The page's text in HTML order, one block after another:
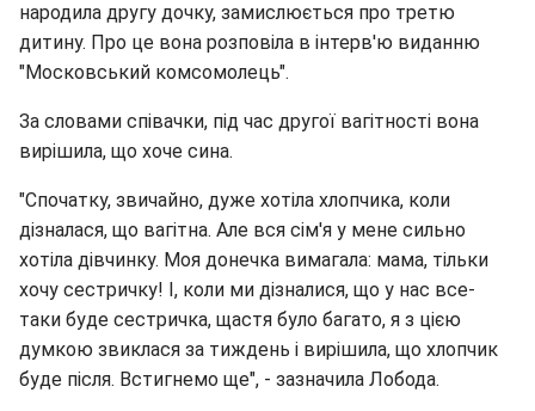
народила другу дочку, замислюється про третю
дитину. Про це вона розповіла в інтерв'ю виданню
"Московський комсомолець".
За словами співачки, під час другої вагітності вона
вирішила, що хоче сина.
"Спочатку, звичайно, дуже хотіла хлопчика, коли
дізналася, що вагітна. Але вся сім'я у мене сильно
хотіла дівчинку. Моя донечка вимагала: мама, тільки
хочу сестричку! І, коли ми дізналися, що у нас все-
таки буде сестричка, щастя було багато, я з цією
думкою звиклася за тиждень і вирішила, що хлопчик
буде після. Встигнемо ще", - зазначила Лобода.